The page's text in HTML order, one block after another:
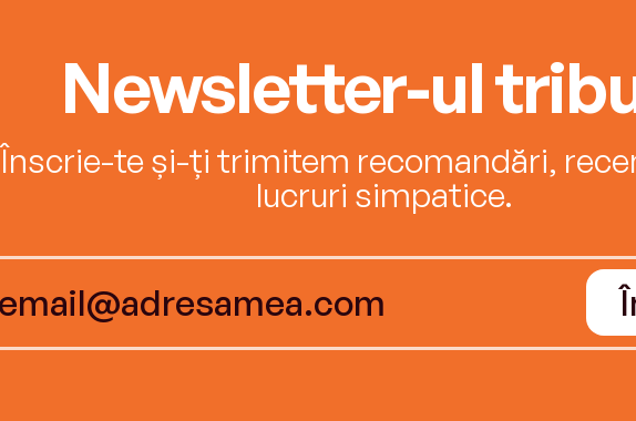
Newsletter-ul
Înscrie-te și-ți trimitem recomandări,
lucruri simpatice.